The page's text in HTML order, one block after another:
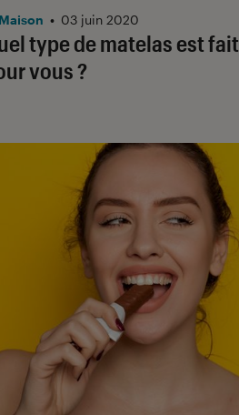
type de matelas est fait
vous ?
Maison • 03 juin 2020